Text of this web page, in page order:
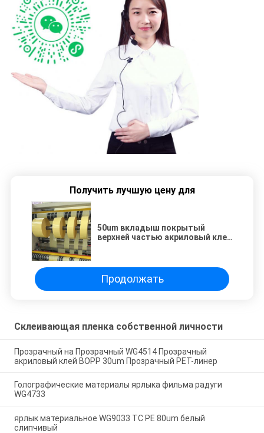
Получить лучшую цену для
50um вкладыш покрытый
верхней частью акриловый клея
Продолжать
Склеивающая пленка собственной личности
Прозрачный на Прозрачный WG4514 Прозрачный
акриловый клей BOPP 30um Прозрачный PET-линер
Голографические материалы ярлыка фильма радуги
WG4733
ярлык материальное WG9033 TC PE 80um белый
слипчивый